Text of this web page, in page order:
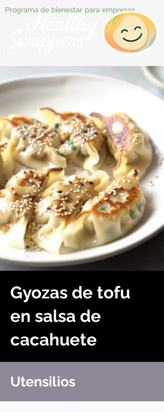
Programa de bienestar para empresas
Gyozas de tofu
en salsa de
cacahuete
Utensilios